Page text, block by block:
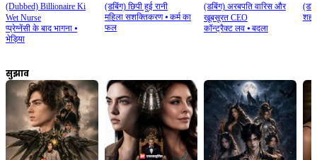
(Dubbed) Billionaire Ki
Wet Nurse
प्प्रेग्नेंसी के बाद भागना ⦁
भेड़िया
(डबिंग) छिपी हुई रानी
महिला सशक्तिकरण⦁ कर्म का
फल
(डबिंग) अरबपति वारिस और
खूबसूरत CEO
कॉन्ट्रैक्ट लव⦁ बदला
सुझाव